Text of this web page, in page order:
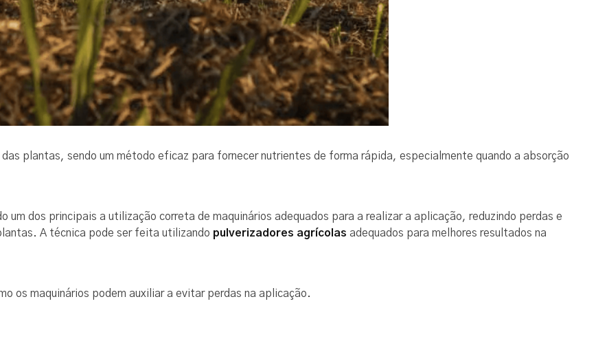
plantas, sendo um método eficaz para fornecer nutrientes de forma rápida, especialmente quando a absorção
dos principais a utilização correta de maquinários adequados para a realizar a aplicação, reduzindo perdas e
A técnica pode ser feita utilizando pulverizadores agrícolas adequados para melhores resultados na
os maquinários podem auxiliar a evitar perdas na aplicação.